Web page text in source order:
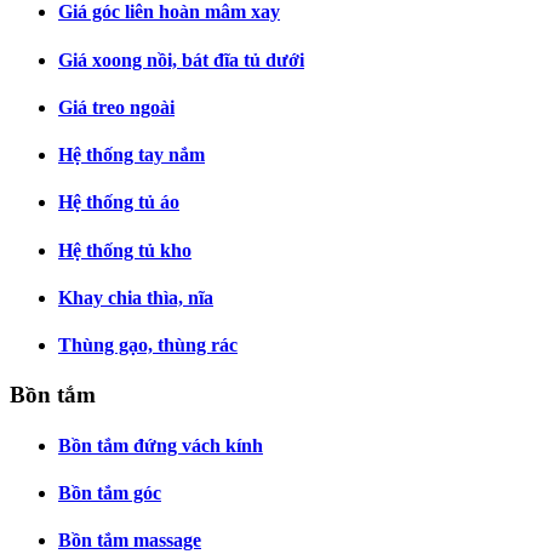
Giá góc liên hoàn mâm xay
Giá xoong nồi, bát đĩa tủ dưới
Giá treo ngoài
Hệ thống tay nắm
Hệ thống tủ áo
Hệ thống tủ kho
Khay chia thìa, nĩa
Thùng gạo, thùng rác
Bồn tắm
Bồn tắm đứng vách kính
Bồn tắm góc
Bồn tắm massage